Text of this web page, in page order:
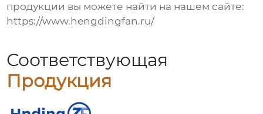
продукции вы можете найти на нашем сайте:
https://www.hengdingfan.ru/
Соответствующая
Продукция